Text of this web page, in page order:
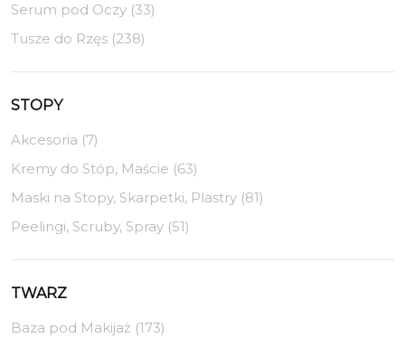
Serum pod Oczy (33)
Tusze do Rzęs (238)
STOPY
Akcesoria (7)
Kremy do Stóp, Maście (63)
Maski na Stopy, Skarpetki, Plastry (81)
Peelingi, Scruby, Spray (51)
TWARZ
Baza pod Makijaż (173)